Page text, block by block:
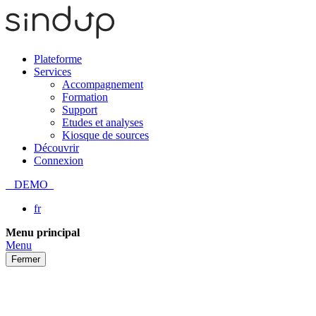
Plateforme
Services
Accompagnement
Formation
Support
Etudes et analyses
Kiosque de sources
Découvrir
Connexion
DEMO
fr
Passer
au
contenu
Menu principal
Menu
Fermer